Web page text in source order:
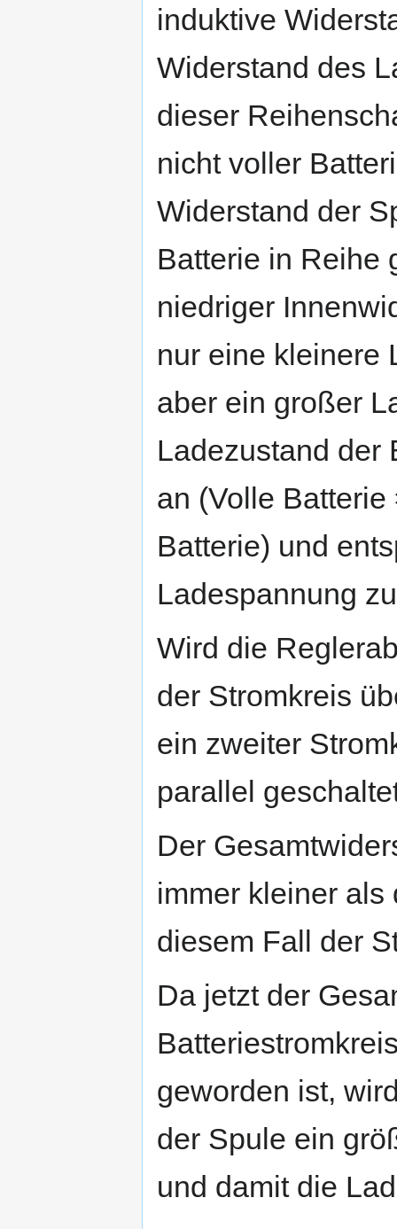
induktive
Widerstand des
dieser
nicht voller
Widerstand der
Batterie in Reihe
niedriger
nur eine kleinere
aber ein großer
Ladezustand der
an (Volle
Batterie) und
Ladespannung
Wird die
der Stromkreis
ein zweiter
parallel
Der
immer kleiner
diesem Fall der
Da jetzt der
geworden ist,
der Spule ein
und damit die